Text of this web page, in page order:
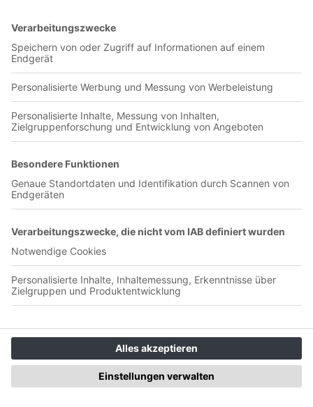
Jetzt in der App abspielen